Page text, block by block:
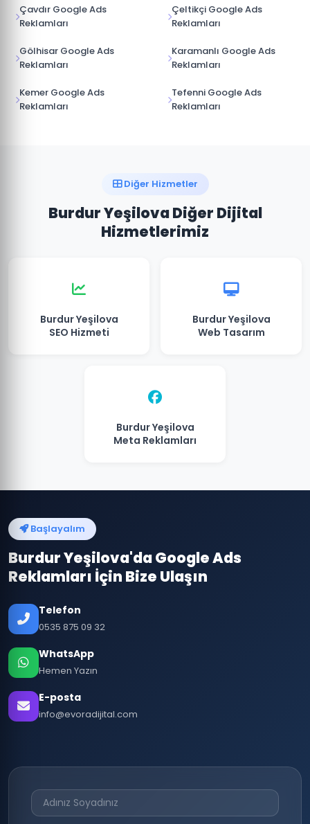
Çavdır Google Ads
Reklamları
Çeltikçi Google Ads
Reklamları
Gölhisar Google Ads
Reklamları
Karamanlı Google Ads
Reklamları
Kemer Google Ads
Reklamları
Tefenni Google Ads
Reklamları
Diğer Hizmetler
Burdur Yeşilova Diğer Dijital
Hizmetlerimiz
Burdur Yeşilova
SEO Hizmeti
Burdur Yeşilova
Web Tasarım
Burdur Yeşilova
Meta Reklamları
Başlayalım
Burdur Yeşilova'da Google Ads
Reklamları İçin Bize Ulaşın
Telefon
0535 875 09 32
WhatsApp
Hemen Yazın
E-posta
info@evoradijital.com